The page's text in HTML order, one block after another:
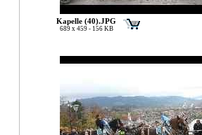
Kapelle (40).JPG
689 x 459 - 156 KB